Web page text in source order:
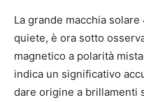
La grande macchia
quiete, è ora sotto
magnetico a polarità
indica un significativo
dare origine a brillamenti